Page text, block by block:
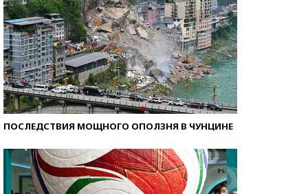
ПОСЛЕДСТВИЯ МОЩНОГО ОПОЛЗНЯ В ЧУНЦИНЕ